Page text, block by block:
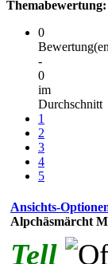
Themabewertung:
0
-
0
im
Durchschnitt
1
2
3
4
5
Ansichts-
Alpchäsmärcht
Tell